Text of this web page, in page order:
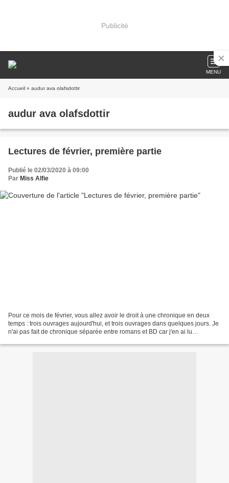
Publicité
MENU
Accueil » audur ava olafsdottir
audur ava olafsdottir
Lectures de février, première partie
Publié le 02/03/2020 à 09:00
Par Miss Alfie
Pour ce mois de février, vous allez avoir le droit à une chronique en deux
temps : trois ouvrages aujourd'hui, et trois ouvrages dans quelques jours. Je
n'ai pas fait de chronique séparée entre romans et BD car j'en ai lu